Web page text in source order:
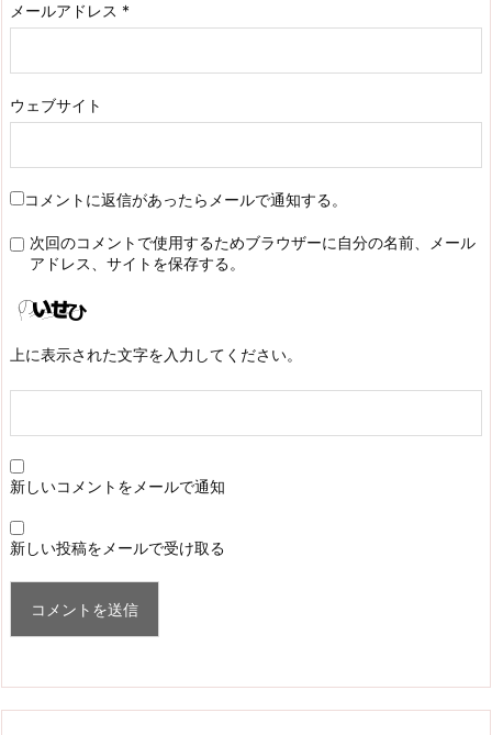
メールアドレス *
ウェブサイト
コメントに返信があったらメールで通知する。
次回のコメントで使用するためブラウザーに自分の名前、メール
アドレス、サイトを保存する。
上に表示された文字を入力してください。
新しいコメントをメールで通知
新しい投稿をメールで受け取る